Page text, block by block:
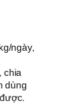
ngày,
chia
dùng